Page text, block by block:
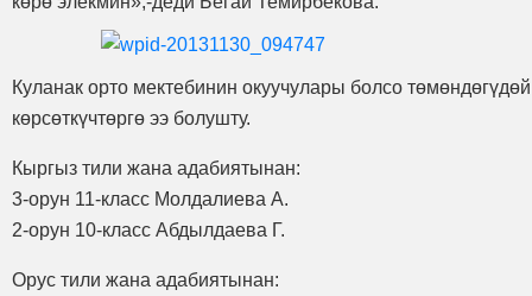
Куланак орто мектебинин окуучулары болсо төмөндөгүдөй
көрсөткүчтөргө ээ болушту.
Кыргыз тили жана адабиятынан:
3-орун 11-класс Молдалиева А.
2-орун 10-класс Абдылдаева Г.
Орус тили жана адабиятынан: